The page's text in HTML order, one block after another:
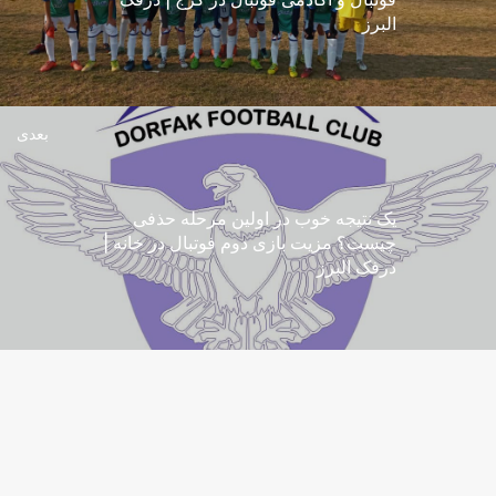
البرز
بعدی
یک نتیجه خوب در اولین مرحله حذفی
چیست؟ مزیت بازی دوم فوتبال در خانه |
درفک البرز